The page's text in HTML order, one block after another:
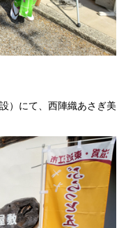
）にて、西陣織あさぎ美